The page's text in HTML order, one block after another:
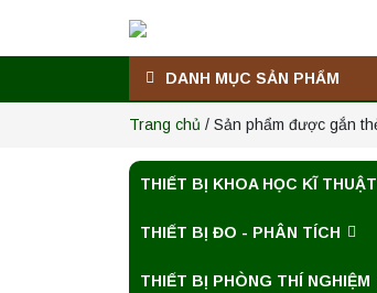
DANH MỤC SẢN PHẨM
THIẾT BỊ KHOA HỌC KĨ THUẬT
THIẾT BỊ ĐO - PHÂN TÍCH
THIẾT BỊ PHÒNG THÍ NGHIỆM
Trang chủ / Sản phẩm được gắn